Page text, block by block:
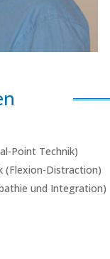
Point Technik)
(Flexion-Distraction)
und Integration)